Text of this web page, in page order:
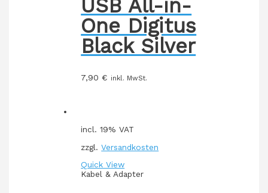
USB All-in-
One Digitus
Black Silver
7,90€ inkl. MwSt.
incl. 19% VAT
zzgl.Versandkosten
Quick View
Kabel & Adapter